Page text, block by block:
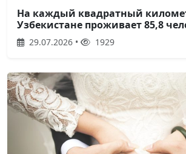
На каждый квадратный
Узбекистане проживает 85,8
29.07.2026 • 1929